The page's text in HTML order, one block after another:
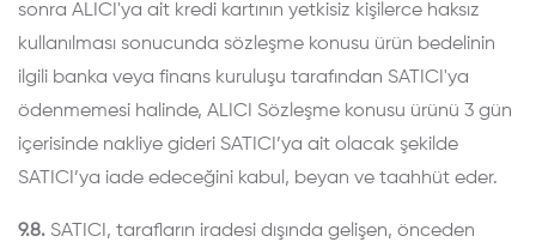
sonra ALICI'ya ait kredi kartının yetkisiz kişilerce haksız
kullanılması sonucunda sözleşme konusu ürün bedelinin
ilgili banka veya finans kuruluşu tarafından SATICI'ya
ödenmemesi halinde, ALICI Sözleşme konusu ürünü 3 gün
içerisinde nakliye gideri SATICI’ya ait olacak şekilde
SATICI’ya iade edeceğini kabul, beyan ve taahhüt eder.
9.8. SATICI, tarafların iradesi dışında gelişen, önceden